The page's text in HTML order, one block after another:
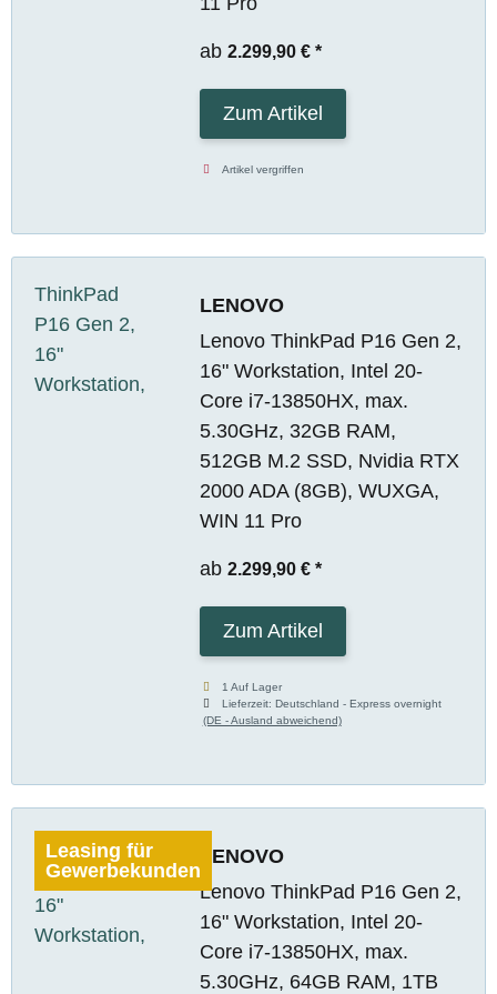
ab 2.299,90 € *
Zum Artikel
Artikel vergriffen
LENOVO
Lenovo ThinkPad P16 Gen 2,
16" Workstation, Intel 20-
Core i7-13850HX, max.
5.30GHz, 32GB RAM,
512GB M.2 SSD, Nvidia RTX
2000 ADA (8GB), WUXGA,
WIN 11 Pro
ab 2.299,90 € *
Zum Artikel
1 Auf Lager
Lieferzeit:Deutschland - Express overnight
(DE - Ausland abweichend)
Leasing für
Gewerbekunden
LENOVO
Lenovo ThinkPad P16 Gen 2,
16" Workstation, Intel 20-
Core i7-13850HX, max.
5.30GHz, 64GB RAM, 1TB